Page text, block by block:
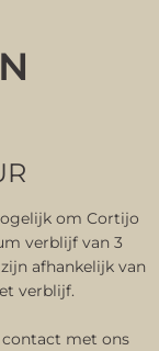
om Cortijo
verblijf van 3
afhankelijk van
verblijf.
met ons